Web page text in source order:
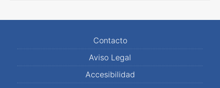
Contacto
Aviso Legal
Accesibilidad